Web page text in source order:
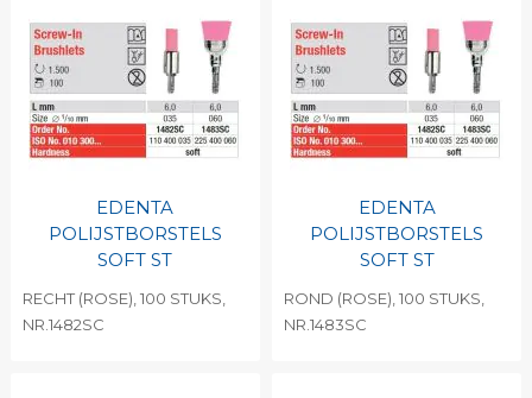
EDENTA
POLIJSTBORSTELS
SOFT ST
RECHT (ROSE), 100 STUKS,
NR.1482SC
EDENTA
POLIJSTBORSTELS
SOFT ST
ROND (ROSE), 100 STUKS,
NR.1483SC